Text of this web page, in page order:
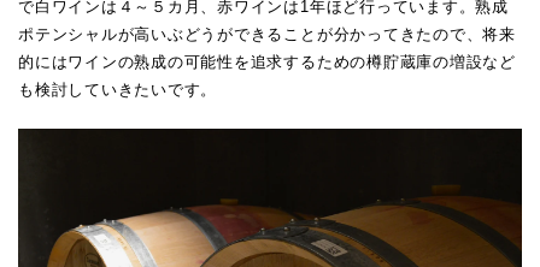
で白ワインは４～５カ月、赤ワインは1年ほど行っています。熟成
ポテンシャルが高いぶどうができることが分かってきたので、将来
的にはワインの熟成の可能性を追求するための樽貯蔵庫の増設など
も検討していきたいです。